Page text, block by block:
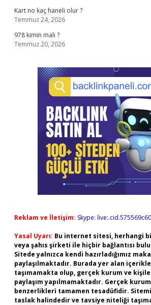
Kart no kaç haneli olur ?
Temmuz 24, 2026
978 kimin malı ?
Temmuz 20, 2026
Reklam ve İletişim: Skype:
Yasal Uyarı: Bu internet sitesi, herhangi
veya şahıs şirketi ile hiçbir bağlantısı
Sitede yalnızca kendi hazırladığımız
paylaşılmaktadır. Burada yer alan
taşımamakta olup, gerçek kurum ve
paylaşım yapılmamaktadır. Gerçek
benzerlikleri tamamen tesadüfidir.
taslak halindedir ve tavsiye niteliği